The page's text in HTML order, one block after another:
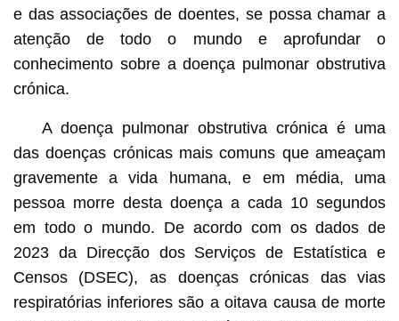
e das associações de doentes, se possa chamar a
atenção de todo o mundo e aprofundar o
conhecimento sobre a doença pulmonar obstrutiva
crónica.
A doença pulmonar obstrutiva crónica é uma
das doenças crónicas mais comuns que ameaçam
gravemente a vida humana, e em média, uma
pessoa morre desta doença a cada 10 segundos
em todo o mundo. De acordo com os dados de
2023 da Direcção dos Serviços de Estatística e
Censos (DSEC), as doenças crónicas das vias
respiratórias inferiores são a oitava causa de morte